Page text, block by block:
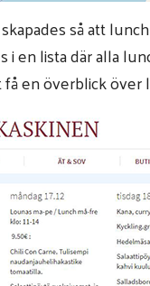
så att
i en lista där alla
få en överblick